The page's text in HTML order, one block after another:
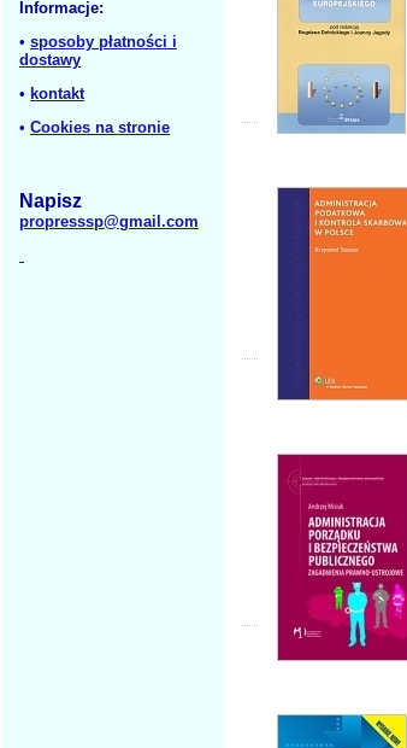
Informacje:
• sposoby płatności i
dostawy
• kontakt
• Cookies na stronie
Napisz
propresssp@gmail.com